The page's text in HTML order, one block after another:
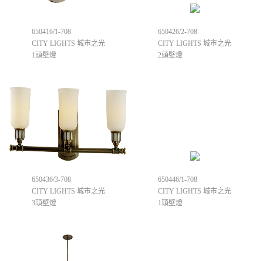
650416/1-708
CITY LIGHTS 城市之光
1頭壁燈
650426/2-708
CITY LIGHTS 城市之光
2頭壁燈
650436/3-708
CITY LIGHTS 城市之光
3頭壁燈
650446/1-708
CITY LIGHTS 城市之光
1頭壁燈